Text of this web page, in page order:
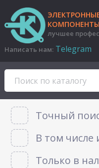
КОМПОНЕНТЫ
лучшее
Написать нам: Telegram
Точный
В том числе
Только в